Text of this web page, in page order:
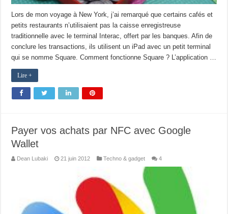
Lors de mon voyage à New York, j’ai remarqué que certains cafés et
petits restaurants n’utilisaient pas la caisse enregistreuse
traditionnelle avec le terminal Interac, offert par les banques. Afin de
conclure les transactions, ils utilisent un iPad avec un petit terminal
qui se nomme Square. Comment fonctionne Square ? L’application …
Lire +
Payer vos achats par NFC avec Google
Wallet
Dean Lubaki 21 juin 2012 Techno & gadget 4